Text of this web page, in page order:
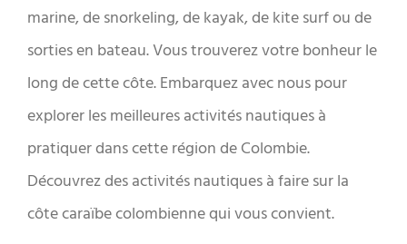
marine, de snorkeling, de kayak, de kite surf ou de
sorties en bateau. Vous trouverez votre bonheur le
long de cette côte. Embarquez avec nous pour
explorer les meilleures activités nautiques à
pratiquer dans cette région de Colombie.
Découvrez des activités nautiques à faire sur la
côte caraïbe colombienne qui vous convient.